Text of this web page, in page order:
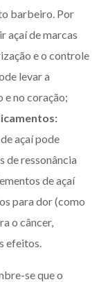
barbeiro. Por
açaí de marcas
e o controle
levar a
e no coração;
açaí pode
de ressonância
de açaí
para dor (como
o câncer,
efeitos.
se que o